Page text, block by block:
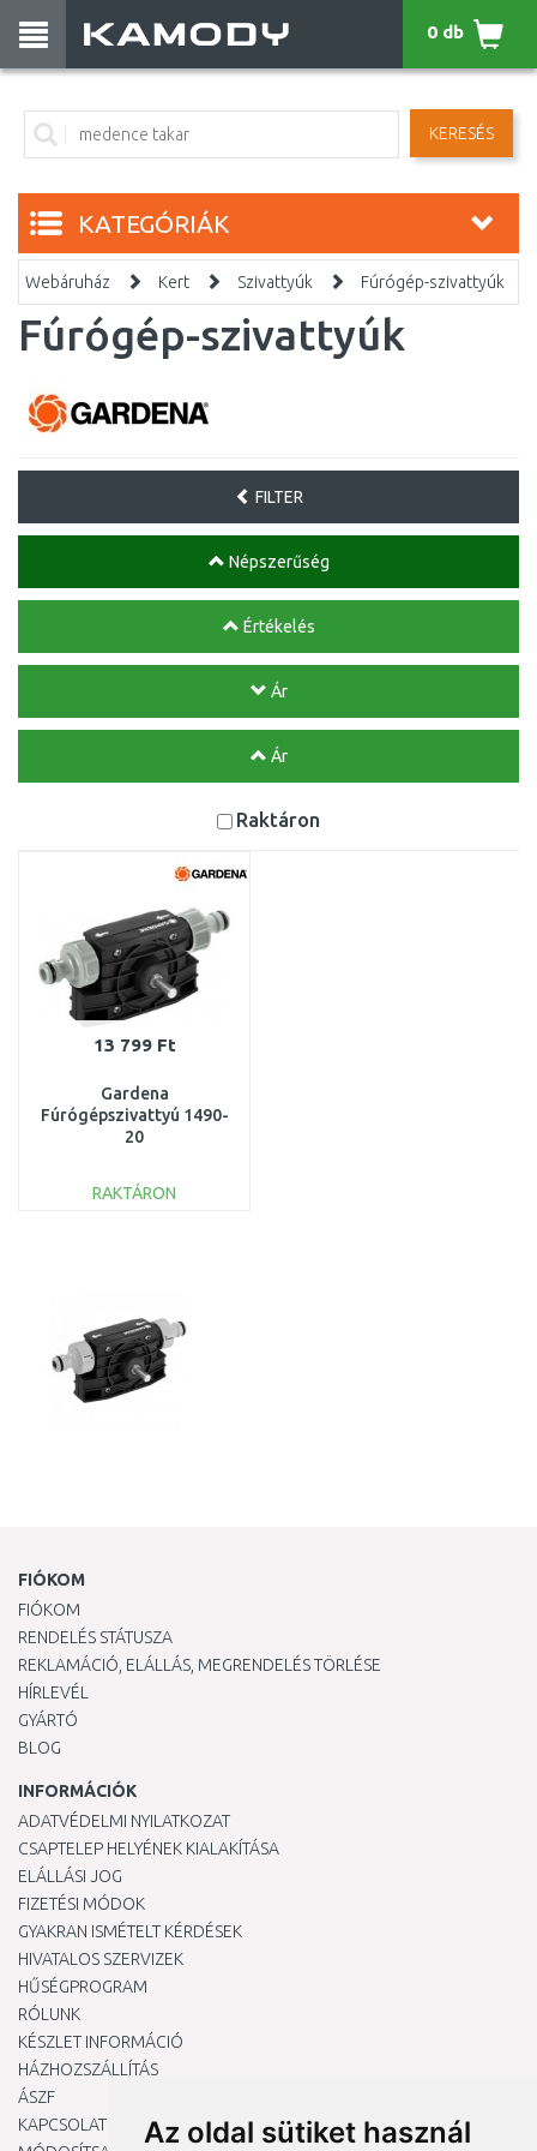
Az oldal sütiket használ
KERESÉS
0 db
KATEGÓRIÁK
Webáruház Kert Szivattyúk Fúrógép-szivattyúk
Fúrógép-szivattyúk
FILTER
Népszerűség
Értékelés
Ár
Ár
Raktáron
13 799 Ft
Gardena
Fúrógépszivattyú 1490-
20
RAKTÁRON
FIÓKOM
FIÓKOM
RENDELÉS STÁTUSZA
REKLAMÁCIÓ, ELÁLLÁS, MEGRENDELÉS TÖRLÉSE
HÍRLEVÉL
GYÁRTÓ
BLOG
INFORMÁCIÓK
ADATVÉDELMI NYILATKOZAT
CSAPTELEP HELYÉNEK KIALAKÍTÁSA
ELÁLLÁSI JOG
FIZETÉSI MÓDOK
GYAKRAN ISMÉTELT KÉRDÉSEK
HIVATALOS SZERVIZEK
HŰSÉGPROGRAM
RÓLUNK
KÉSZLET INFORMÁCIÓ
HÁZHOZSZÁLLÍTÁS
ÁSZF
KAPCSOLAT